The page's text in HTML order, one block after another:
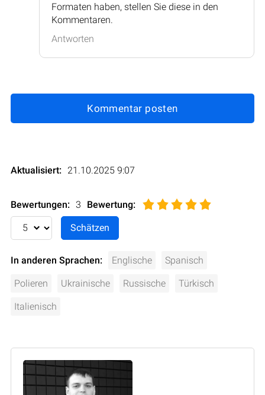
Formaten haben, stellen Sie diese in den
Kommentaren.
Antworten
Kommentar posten
Aktualisiert: 21.10.2025 9:07
Bewertungen: 3 Bewertung:
In anderen Sprachen: Englische Spanisch
Polieren Ukrainische Russische Türkisch
Italienisch